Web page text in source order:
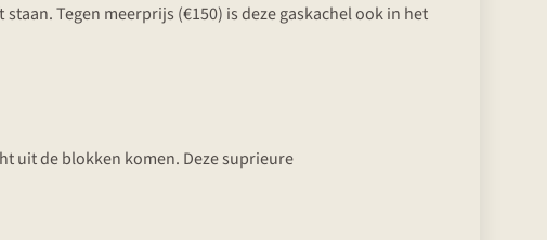
Tegen meerprijs (€150) is deze gaskachel ook in het
uit de blokken komen. Deze suprieure